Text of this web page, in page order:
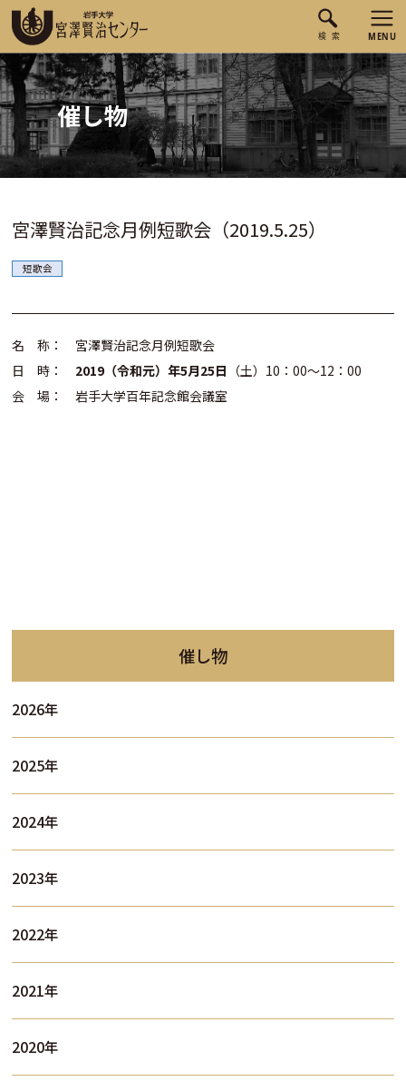
催し物
宮澤賢治記念月例短歌会（2019.5.25）
短歌会
名 称： 宮澤賢治記念月例短歌会
日 時： 2019（令和元）年5月25日 （土）10：00～12：00
会 場： 岩手大学百年記念館会議室
催し物
2026年
2025年
2024年
2023年
2022年
2021年
2020年